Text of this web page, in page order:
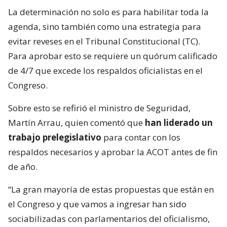
La determinación no solo es para habilitar toda la
agenda, sino también como una estrategia para
evitar reveses en el Tribunal Constitucional (TC).
Para aprobar esto se requiere un quórum calificado
de 4/7 que excede los respaldos oficialistas en el
Congreso.
Sobre esto se refirió el ministro de Seguridad,
Martín Arrau, quien comentó que han liderado un
trabajo prelegislativo para contar con los
respaldos necesarios y aprobar la ACOT antes de fin
de año.
“La gran mayoría de estas propuestas que están en
el Congreso y que vamos a ingresar han sido
sociabilizadas con parlamentarios del oficialismo,